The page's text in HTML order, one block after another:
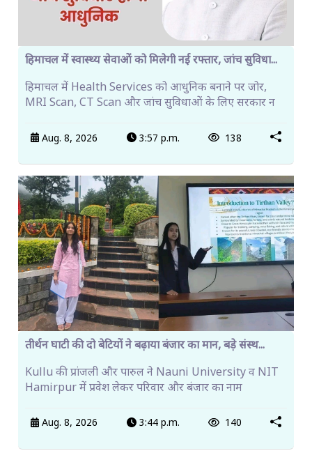
हिमाचल में स्वास्थ्य सेवाओं को मिलेगी नई रफ्तार, जांच सुविधा...
हिमाचल में Health Services को आधुनिक बनाने पर जोर,
MRI Scan, CT Scan और जांच सुविधाओं के लिए सरकार न
Aug. 8, 2026 3:57 p.m. 138
तीर्थन घाटी की दो बेटियों ने बढ़ाया बंजार का मान, बड़े संस्थ...
Kullu की प्रांजली और पारुल ने Nauni University व NIT
Hamirpur में प्रवेश लेकर परिवार और बंजार का नाम
Aug. 8, 2026 3:44 p.m. 140